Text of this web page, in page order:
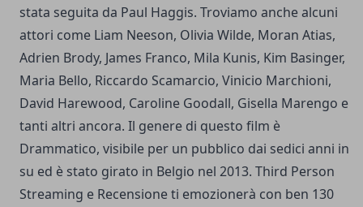
stata seguita da Paul Haggis. Troviamo anche alcuni
attori come Liam Neeson, Olivia Wilde, Moran Atias,
Adrien Brody, James Franco, Mila Kunis, Kim Basinger,
Maria Bello, Riccardo Scamarcio, Vinicio Marchioni,
David Harewood, Caroline Goodall, Gisella Marengo e
tanti altri ancora. Il genere di questo film è
Drammatico, visibile per un pubblico dai sedici anni in
su ed è stato girato in Belgio nel 2013. Third Person
Streaming e Recensione ti emozionerà con ben 130